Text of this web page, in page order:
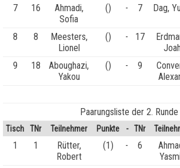
7 16
Ahmadi,
Sofia
() - 7 Dag,
8 8
Meesters,
Lionel
() - 17
Joah
9 18
Aboughazi,
Yakou
() - 9
Paarungsliste der 2. Runde
Tisch TNr Teilnehmer Punkte - TNr
1 1
Rütter,
Robert
(1) - 6